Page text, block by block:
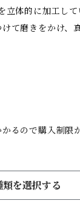
体的に加工して
て磨きをかけ、
るので購入制限
類を選択する